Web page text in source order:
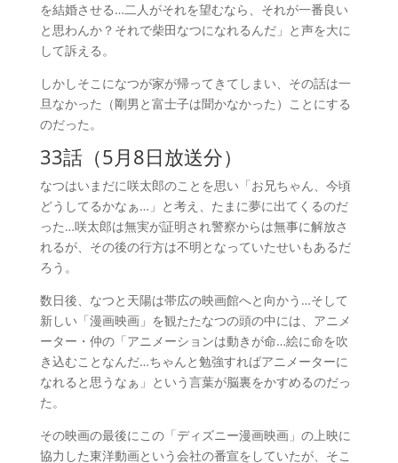
を結婚させる…二人がそれを望むなら、それが一番良い
と思わんか？それで柴田なつになれるんだ」と声を大に
して訴える。
しかしそこになつが家が帰ってきてしまい、その話は一
旦なかった（剛男と富士子は聞かなかった）ことにする
のだった。
33話（5月8日放送分）
なつはいまだに咲太郎のことを思い「お兄ちゃん、今頃
どうしてるかなぁ…」と考え、たまに夢に出てくるのだ
った…咲太郎は無実が証明され警察からは無事に解放さ
れるが、その後の行方は不明となっていたせいもあるだ
ろう。
数日後、なつと天陽は帯広の映画館へと向かう…そして
新しい「漫画映画」を観たたなつの頭の中には、アニメ
ーター・仲の「アニメーションは動きが命…絵に命を吹
き込むことなんだ…ちゃんと勉強すればアニメーターに
なれると思うなぁ」という言葉が脳裏をかすめるのだっ
た。
その映画の最後にこの「ディズニー漫画映画」の上映に
協力した東洋動画という会社の番宣をしていたが、そこ